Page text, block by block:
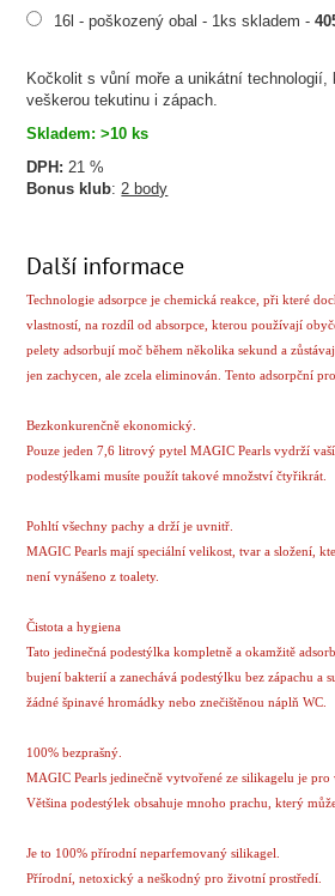
Kočkolit s vůní moře a unikátní technologií,
veškerou tekutinu i zápach.
Skladem: >10 ks
DPH: 21 %
Bonus klub:2 body
16l - poškozený obal - 1ks skladem -
Další informace
Technologie adsorpce je chemická reakce, při které
vlastností, na rozdíl od absorpce, kterou používají
pelety adsorbují moč během několika sekund a
jen zachycen, ale zcela eliminován. Tento adsorpční
Bezkonkurenčně ekonomický.
Pouze jeden 7,6 litrový pytel MAGIC Pearls vydrží
podestýlkami musíte použít takové množství čtyřikrát.
Pohltí všechny pachy a drží je uvnitř.
MAGIC Pearls mají speciální velikost, tvar a složení,
není vynášeno z toalety.
Čistota a hygiena
Tato jedinečná podestýlka kompletně a okamžitě
bujení bakterií a zanechává podestýlku bez zápachu a
žádné špinavé hromádky nebo znečištěnou náplň WC.
100% bezprašný.
MAGIC Pearls jedinečně vytvořené ze silikagelu je pro
Většina podestýlek obsahuje mnoho prachu, který
Je to 100% přírodní neparfemovaný silikagel.
Přírodní, netoxický a neškodný pro životní prostředí.